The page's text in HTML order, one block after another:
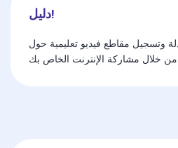
دليل!
وتسجيل مقاطع فيديو تعليمية حول